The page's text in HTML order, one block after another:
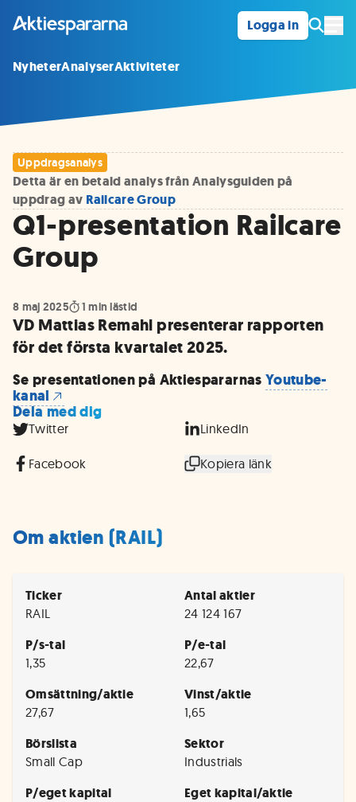
Logga in
NyheterAnalyserAktiviteter
Uppdragsanalys
Detta är en betald analys från Analysguiden på
uppdrag av Railcare Group
Q1-presentation Railcare
Group
8 maj 2025 1 min lästid
VD Mattias Remahl presenterar rapporten
för det första kvartalet 2025.
Se presentationen på Aktiespararnas Youtube-
kanal
Dela med dig
Twitter LinkedIn
Facebook Kopiera länk
Om aktien (RAIL)
Ticker
RAIL
Antal aktier
24 124 167
P/s-tal
1,35
P/e-tal
22,67
Omsättning/aktie
27,67
Vinst/aktie
1,65
Börslista
Small Cap
Sektor
Industrials
P/eget kapital Eget kapital/aktie